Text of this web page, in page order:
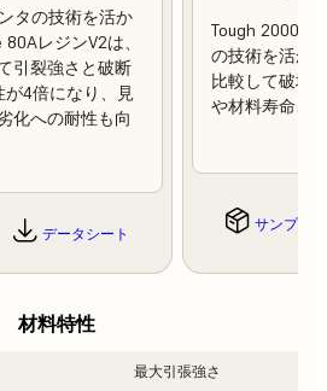
タの技術を活か
レジンV2は、
引裂強さと破断
4倍になり、見
化への耐性も向
データシート
Tough 2000レ
の技術を活か
比較して破壊
や材料寿命、
サンプル
材料特性
最大引張強さ